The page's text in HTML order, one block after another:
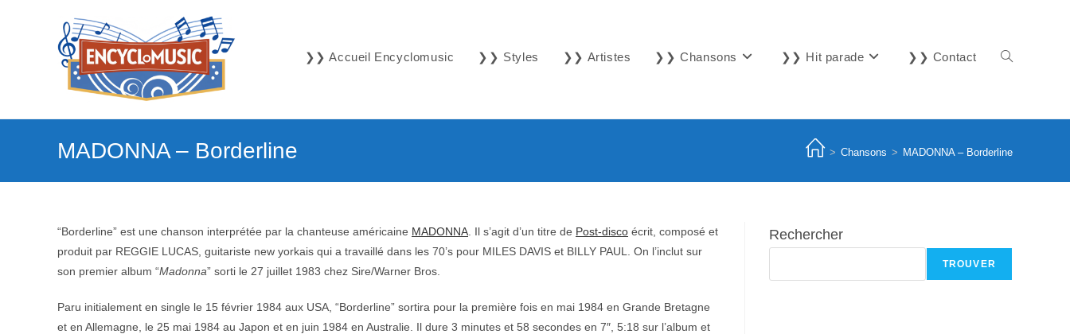
❯❯ Accueil Encyclomusic ❯❯ Styles ❯❯ Artistes ❯❯ Chansons ❯❯ Hit parade ❯❯ Contact Toggle
MADONNA – Borderline > Chansons > MADONNA – Borderline
“Borderline” est une chanson interprétée par la chanteuse américaine MADONNA . Il s’agit d’un titre de Post-disco écrit, composé et
produit par REGGIE LUCAS, guitariste new yorkais qui a travaillé dans les 70’s pour MILES DAVIS et BILLY PAUL. On l’inclut sur
son premier album “Madonna” sorti le 27 juillet 1983 chez Sire/Warner Bros.
Paru initialement en single le 15 février 1984 aux USA, “Borderline” sortira pour la première fois en mai 1984 en Grande Bretagne
et en Allemagne, le 25 mai 1984 au Japon et en juin 1984 en Australie. Il dure 3 minutes et 58 secondes en 7″, 5:18 sur l’album et
Rechercher
TROUVER